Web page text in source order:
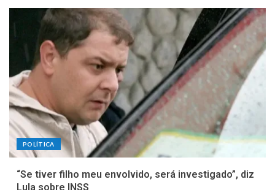
POLÍTICA
“Se tiver filho meu envolvido, será investigado”, diz
Lula sobre INSS